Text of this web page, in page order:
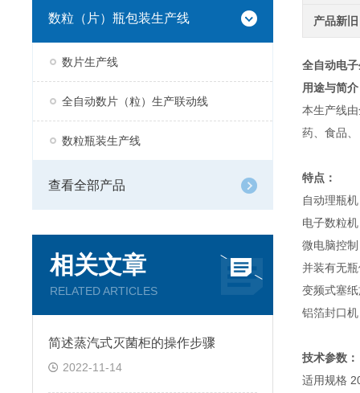
产品新旧
全自动电
用途与简
本生产线
药、食品
特点：
自动理瓶
电子数粒
微电脑控
并装有无
变频式塞
铝箔封口
技术参数：
适用规格
数粒（片）瓶包装生产线
数片生产线
全自动数片（粒）生产联动线
数粒瓶装生产线
查看全部产品
相关文章
RELATED ARTICLES
简述蒸汽式灭菌柜的操作步骤
2022-11-14